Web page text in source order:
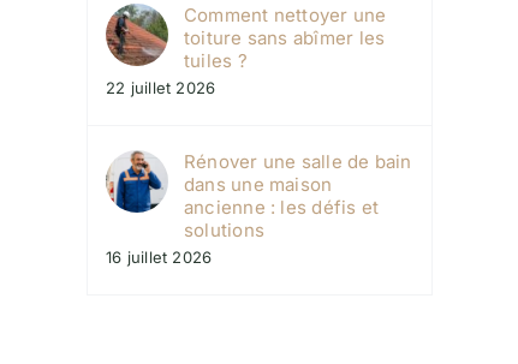
Comment nettoyer une
toiture sans abîmer les
tuiles ?
22 juillet 2026
Rénover une salle de bain
dans une maison
ancienne : les défis et
solutions
16 juillet 2026